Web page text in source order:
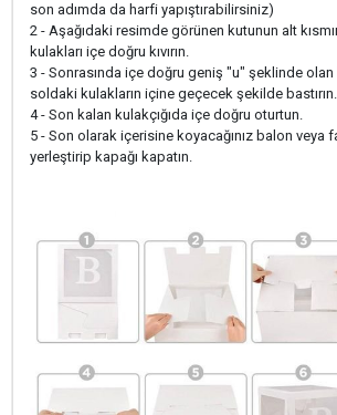
son adımda da harfi yapıştırabilirsiniz)
2 - Aşağıdaki resimde görünen kutunun alt
kulakları içe doğru kıvırın.
3 - Sonrasında içe doğru geniş "u" şeklinde olan
soldaki kulakların içine geçecek şekilde bastırın.
4 - Son kalan kulakçığıda içe doğru oturtun.
5 - Son olarak içerisine koyacağınız balon veya
yerleştirip kapağı kapatın.